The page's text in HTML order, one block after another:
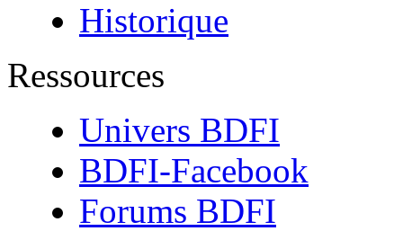
Historique
Ressources
Univers BDFI
BDFI-Facebook
Forums BDFI